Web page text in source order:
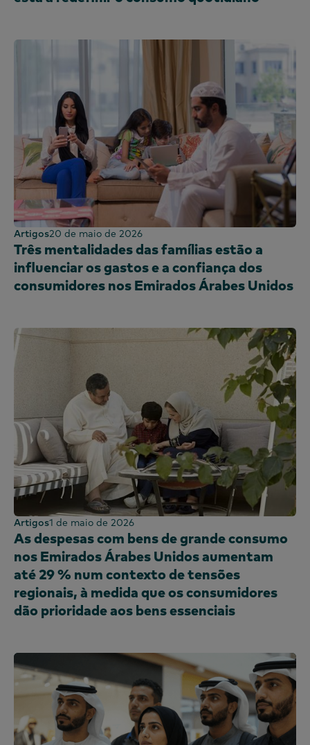
Artigos20 de maio de 2026
Três mentalidades das famílias estão a
influenciar os gastos e a confiança dos
consumidores nos Emirados Árabes Unidos
Artigos1 de maio de 2026
As despesas com bens de grande consumo
nos Emirados Árabes Unidos aumentam
até 29 % num contexto de tensões
regionais, à medida que os consumidores
dão prioridade aos bens essenciais